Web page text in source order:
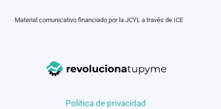
Material comunicativo financiado por la JCYL a través de ICE
Política de privacidad